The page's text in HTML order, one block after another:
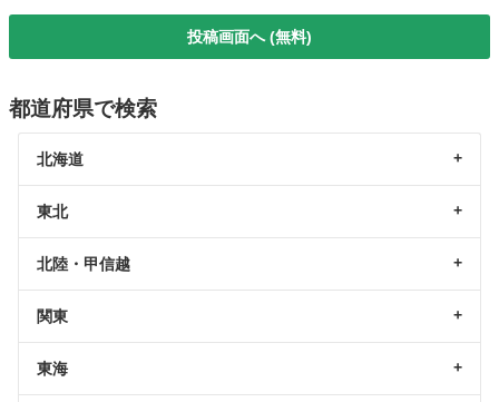
投稿画面へ (無料)
都道府県で検索
北海道
東北
北陸・甲信越
関東
東海